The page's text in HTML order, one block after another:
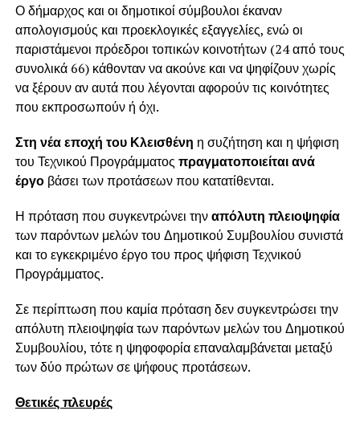
Ο δήμαρχος και οι δημοτικοί σύμβουλοι έκαναν
απολογισμούς και προεκλογικές εξαγγελίες, ενώ οι
παριστάμενοι πρόεδροι τοπικών κοινοτήτων (24 από τους
συνολικά 66) κάθονταν να ακούνε και να ψηφίζουν χωρίς
να ξέρουν αν αυτά που λέγονται αφορούν τις κοινότητες
που εκπροσωπούν ή όχι.
Στη νέα εποχή του Κλεισθένη η συζήτηση και η ψήφιση
του Τεχνικού Προγράμματος πραγματοποιείται ανά
έργο βάσει των προτάσεων που κατατίθενται.
Η πρόταση που συγκεντρώνει τηναπόλυτη πλειοψηφία
των παρόντων μελών του Δημοτικού Συμβουλίου συνιστά
και το εγκεκριμένο έργο του προς ψήφιση Τεχνικού
Προγράμματος.
Σε περίπτωση που καμία πρόταση δεν συγκεντρώσει την
απόλυτη πλειοψηφία των παρόντων μελών του Δημοτικού
Συμβουλίου, τότε η ψηφοφορία επαναλαμβάνεται μεταξύ
των δύο πρώτων σε ψήφους προτάσεων.
Θετικές πλευρές